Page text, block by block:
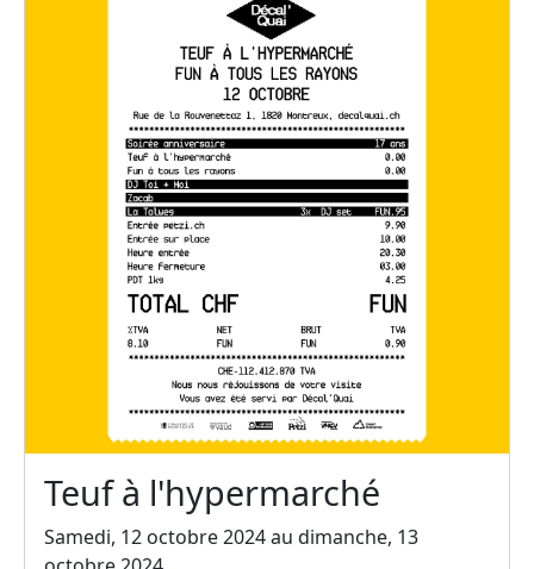
Teuf à l'hypermarché
Samedi, 12 octobre 2024 au dimanche, 13